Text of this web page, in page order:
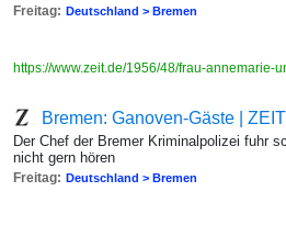
Freitag: Deutschland > Bremen
https://www.zeit.de/1956/48/frau-annemarie-
Bremen: Ganoven-Gäste |
Der Chef der Bremer Kriminalpolizei fuhr
nicht gern hören
Freitag: Deutschland > Bremen